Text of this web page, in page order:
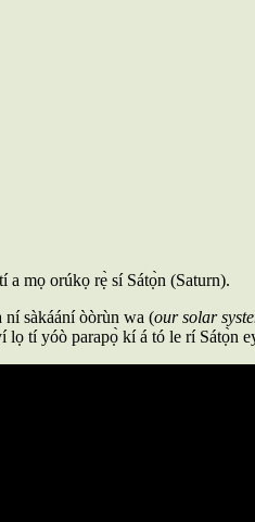
a mọ orúkọ rẹ̀ sí Sátọ̀n (Saturn).
ní sàkáání òòrùn wa (our solar
tí yóò parapọ̀ kí á tó le rí Sátọ̀n